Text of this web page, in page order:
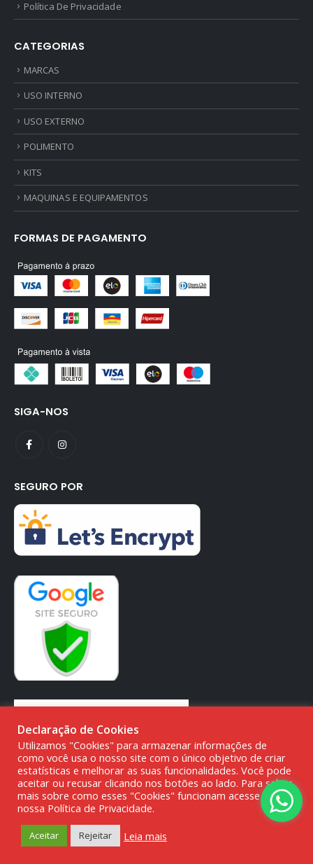
Política De Privacidade
CATEGORIAS
MARCAS
USO INTERNO
USO EXTERNO
POLIMENTO
KITS
MAQUINAS E EQUIPAMENTOS
FORMAS DE PAGAMENTO
SIGA-NOS
SEGURO POR
© DMG PARTS COMÉRCIO DE PRODUTOS AUTOMOTIVOS -
20.387.727/0001-80
Declaração de Cookies
Utilizamos "Cookies" para armazenar informações de
como você usa o nosso site com o único objetivo de criar
estatísticas e melhorar as suas funcionalidades. Você pode
aceitar ou recusar clicando nos botões ao lado. Para saber
mais sobre como esses "Cookies" funcionam acesse a
nossa Política de Privacidade.
Aceitar Rejeitar Leia mais